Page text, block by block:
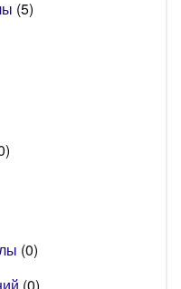
(5)
(0)